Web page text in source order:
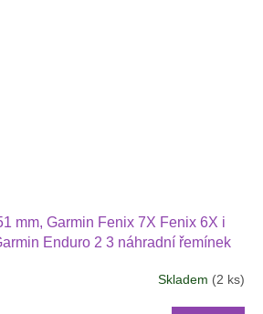
mm, Garmin Fenix 7X Fenix 6X i
Enduro 2 3 náhradní řemínek
Skladem (2 ks)